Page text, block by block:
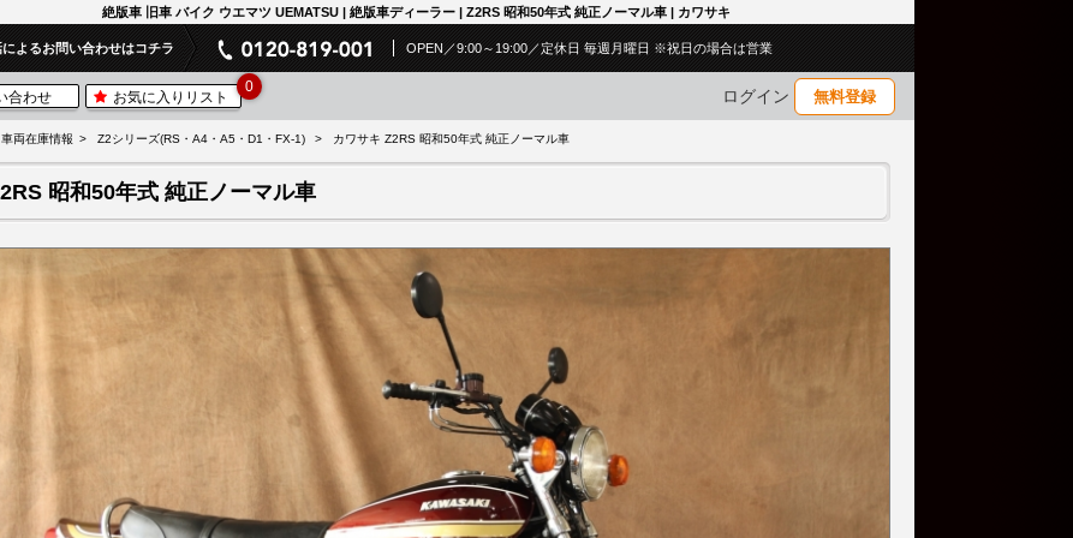
絶版車 旧車 バイク ウエマツ UEMATSU | 絶版車ディーラー | Z2RS 昭和50年式 純正ノーマル車 | カワサキ
によるお問い合わせはコチラ OPEN／9:00～19:00／定休日 毎週月曜日 ※祝日の場合は営業
合わせ お気に入りリスト
0 ログイン 無料登録
車両在庫情報 Z2シリーズ(RS・A4・A5・D1・FX-1) カワサキ Z2RS 昭和50年式 純正ノーマル車
昭和50年式 純正ノーマル車